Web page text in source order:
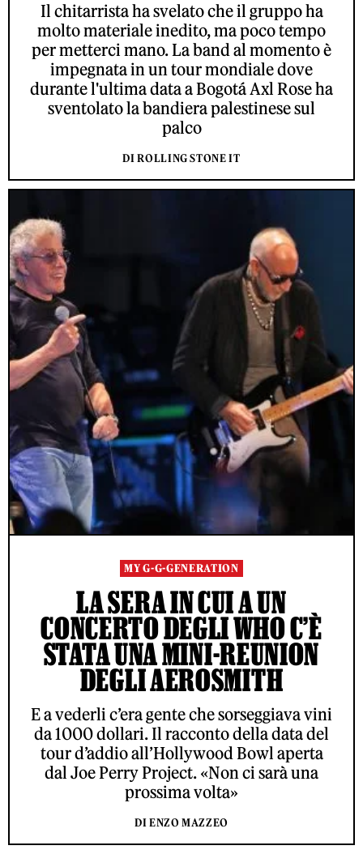
Il chitarrista ha svelato che il gruppo ha
molto materiale inedito, ma poco tempo
per metterci mano. La band al momento è
impegnata in un tour mondiale dove
durante l'ultima data a Bogotá Axl Rose ha
sventolato la bandiera palestinese sul
palco
DI ROLLING STONE IT
MY G-G-GENERATION
LA SERA IN CUI A UN
CONCERTO DEGLI WHO C’È
STATA UNA MINI-REUNION
DEGLI AEROSMITH
E a vederli c’era gente che sorseggiava vini
da 1000 dollari. Il racconto della data del
tour d’addio all’Hollywood Bowl aperta
dal Joe Perry Project. «Non ci sarà una
prossima volta»
DI ENZO MAZZEO